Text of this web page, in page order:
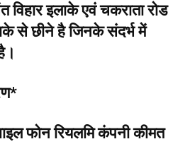
विहार इलाके एवं चकराता रोड
से छीने है जिनके संदर्भ में
फोन रियलमि कंपनी कीमत